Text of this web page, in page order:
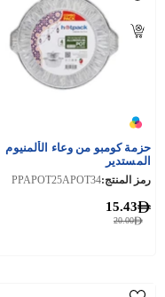
حزمة كومبو من وعاء الألمنيوم
المستدير
رمز المنتج:PPAPOT25APOT34
20.00
15.43